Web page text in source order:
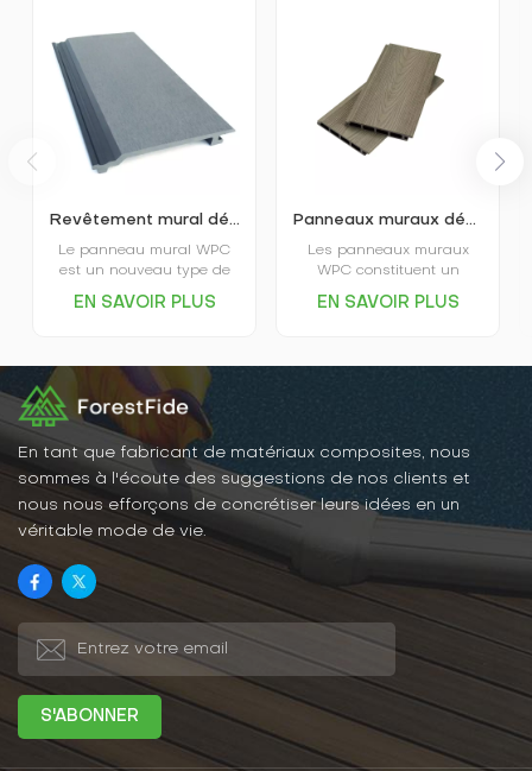
Revêtement mural décoratif extérieur en WPC
Le panneau mural WPC
est un nouveau type de
écologique, principalement
végétale) comme matériau
de base, mélangé à des
matériaux polymères
thermoplastiques
(plastiques) et à des
adjuvants de traitement,
puis chauffé et extrudé à
travers un équipement de
moule.
EN SAVOIR PLUS
Panneaux muraux décoratifs extrudés creux pour jardin
Les panneaux muraux
WPC constituent un
de construction qui allie
ainsi à la préservation
des forêts.
EN SAVOIR PLUS
En tant que fabricant de matériaux composites, nous
sommes à l'écoute des suggestions de nos clients et
nous nous efforçons de concrétiser leurs idées en un
véritable mode de vie.